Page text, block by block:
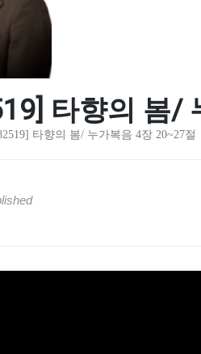
타향의 봄/
타향의 봄/ 누가복음 4장 20~27절